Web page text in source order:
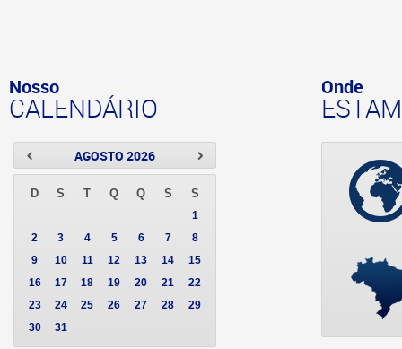
Nosso
CALENDÁRIO
AGOSTO 2026
D S T Q Q S S
1
2
3 4 5 6 7
8
9
10 11 12 13 14
15
16
17 18 19 20 21
22
23
24 25 26 27 28
29
30
31
Onde